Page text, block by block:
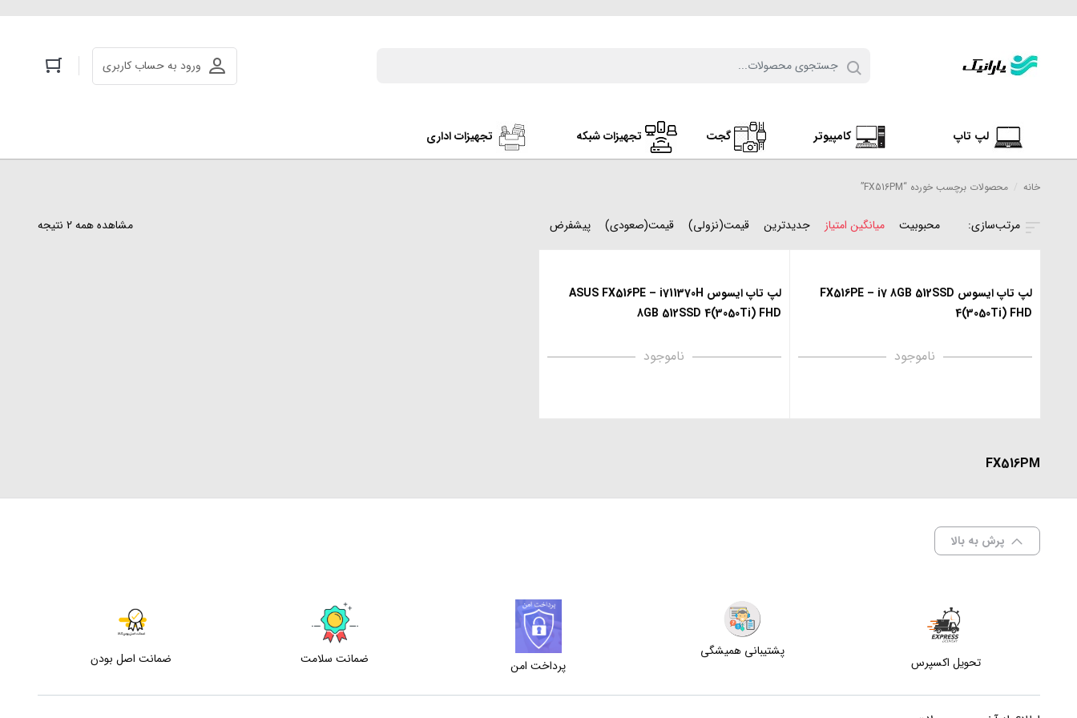
ورود به حساب کاربری
لپ تاپ کامپیوتر گجت تجهیزات شبکه تجهیزات اداری
خانه محصولات برچسب خورده “FX516PM”
مشاهده همه 2 نتیجه محبوبیت میانگین امتیاز جدیدترین قیمت(نزولی) قیمت(صعودی) پیشفرض
لپ تاپ ایسوس FX516PE – i7 8GB 512SSD
4(3050Ti) FHD
ناموجود
لپ تاپ ایسوس ASUS FX516PE – i711370H
8GB 512SSD 4(3050Ti) FHD
ناموجود
FX516PM
پرش به بالا
تحویل اکسپرس
پشتیبانی همیشگی
پرداخت امن
ضمانت سلامت ضمانت اصل بودن